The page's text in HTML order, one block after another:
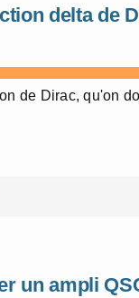
delta de
de Dirac, qu'on
un ampli